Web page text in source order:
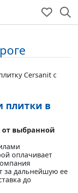
Cersanit с
плитки в
от выбранной
оплачивает
за дальнейшую ее
до